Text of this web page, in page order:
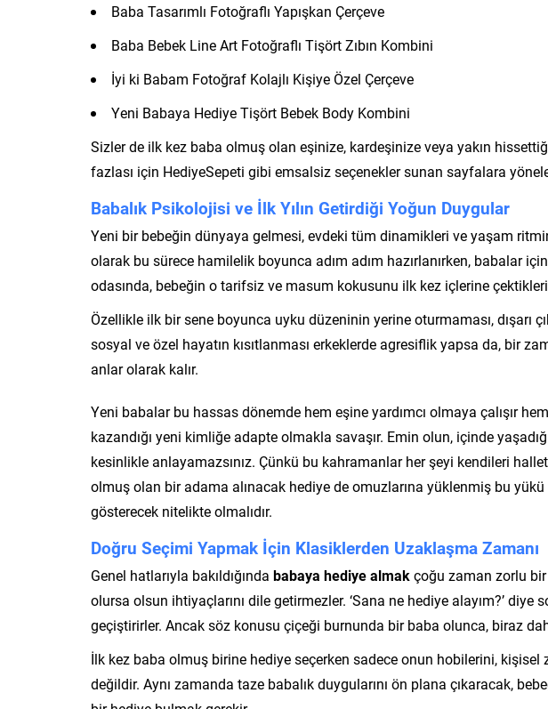
Baba Tasarımlı Fotoğraflı Yapışkan Çerçeve
Baba Bebek Line Art Fotoğraflı Tişört Zıbın Kombini
İyi ki Babam Fotoğraf Kolajlı Kişiye Özel Çerçeve
Yeni Babaya Hediye Tişört Bebek Body Kombini
Sizler de ilk kez baba olmuş olan eşinize, kardeşinize veya yakın
fazlası için HediyeSepeti gibi emsalsiz seçenekler sunan sayfalara
Babalık Psikolojisi ve İlk Yılın Getirdiği Yoğun Duygular
Yeni bir bebeğin dünyaya gelmesi, evdeki tüm dinamikleri ve yaşam
olarak bu sürece hamilelik boyunca adım adım hazırlanırken, babalar
odasında, bebeğin o tarifsiz ve masum kokusunu ilk kez içlerine
Özellikle ilk bir sene boyunca uyku düzeninin yerine oturmaması, dışarı
sosyal ve özel hayatın kısıtlanması erkeklerde agresiflik yapsa da, bir
anlar olarak kalır.
Yeni babalar bu hassas dönemde hem eşine yardımcı olmaya çalışır
kazandığı yeni kimliğe adapte olmakla savaşır. Emin olun, içinde
kesinlikle anlayamazsınız. Çünkü bu kahramanlar her şeyi kendileri
olmuş olan bir adama alınacak hediye de omuzlarına yüklenmiş bu yükü
gösterecek nitelikte olmalıdır.
Doğru Seçimi Yapmak İçin Klasiklerden Uzaklaşma Zamanı
Genel hatlarıyla bakıldığında babaya hediye almakçoğu zaman zorlu
olursa olsun ihtiyaçlarını dile getirmezler. ‘Sana ne hediye alayım?’
geçiştirirler. Ancak söz konusu çiçeği burnunda bir baba olunca, biraz
İlk kez baba olmuş birine hediye seçerken sadece onun hobilerini,
değildir. Aynı zamanda taze babalık duygularını ön plana çıkaracak,